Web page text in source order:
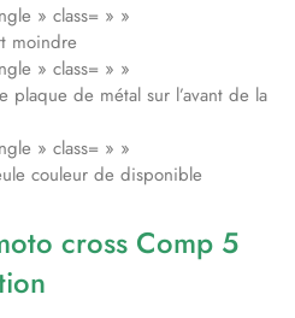
» class= » »
moindre
» class= » »
plaque de métal sur l’avant de la
» class= » »
couleur de disponible
cross Comp 5